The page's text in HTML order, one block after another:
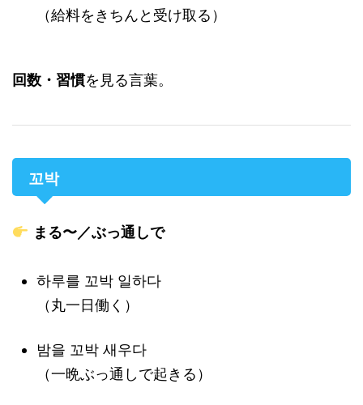
（給料をきちんと受け取る）
回数・習慣を見る言葉。
꼬박
まる〜／ぶっ通しで
하루를 꼬박 일하다
（丸一日働く）
밤을 꼬박 새우다
（一晩ぶっ通しで起きる）